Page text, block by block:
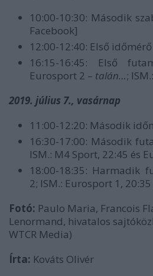
10:00-10:30: Második
Facebook]
12:00-12:40: Első
16:15-16:45: Első
Eurosport 2 – talán…;
2019. július 7., vasárnap
11:00-12:20: Második
16:30-17:00: Második
ISM.: M4 Sport, 22:45 és
18:00-18:35: Harmadik
2; ISM.: Eurosport 1,
Fotó: Paulo Maria, Francois
Lenormand, hivatalos
WTCR Media)
Írta: Kováts Olivér